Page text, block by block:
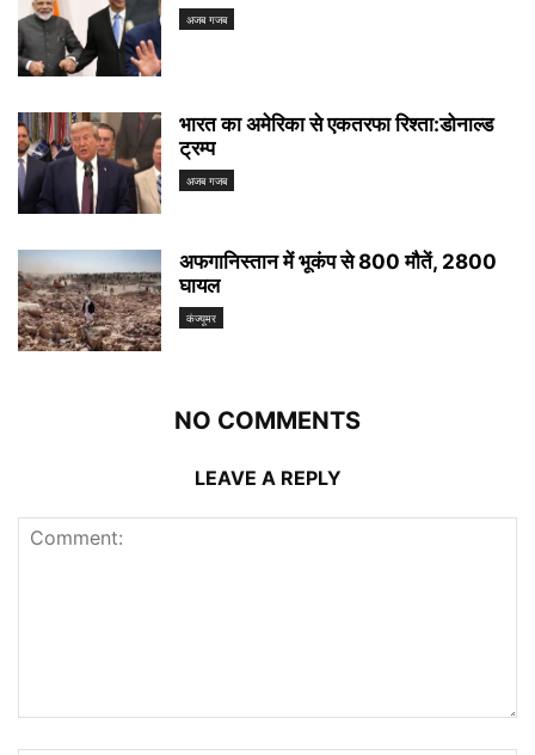
अजब गजब
भारत का अमेरिका से एकतरफा रिश्ता:डोनाल्ड
ट्रम्प
अजब गजब
अफगानिस्तान में भूकंप से 800 मौतें, 2800
घायल
कंज्यूमर
NO COMMENTS
LEAVE A REPLY